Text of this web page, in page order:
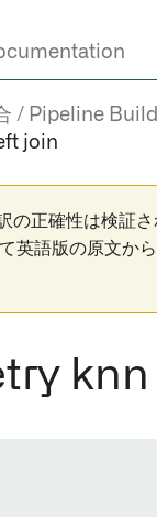
Pipeline
join
の正確性は検証さ
英語版の原文か